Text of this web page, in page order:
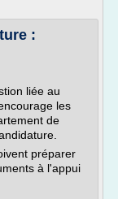
:
liée au
les
de
préparer
à l'appui